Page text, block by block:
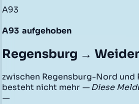
A93
A93 aufgehoben
Regensburg →
zwischen Regensburg-Nord und
besteht nicht mehr — Diese
—